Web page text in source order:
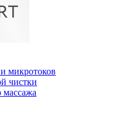
микротоков
чистки
массажа